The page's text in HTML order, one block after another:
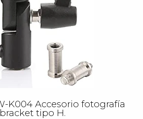
K004 Accesorio fotografía
bracket tipo H.